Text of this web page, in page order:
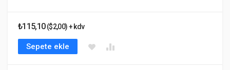
₺115,10($2,00) + kdv
Sepete ekle